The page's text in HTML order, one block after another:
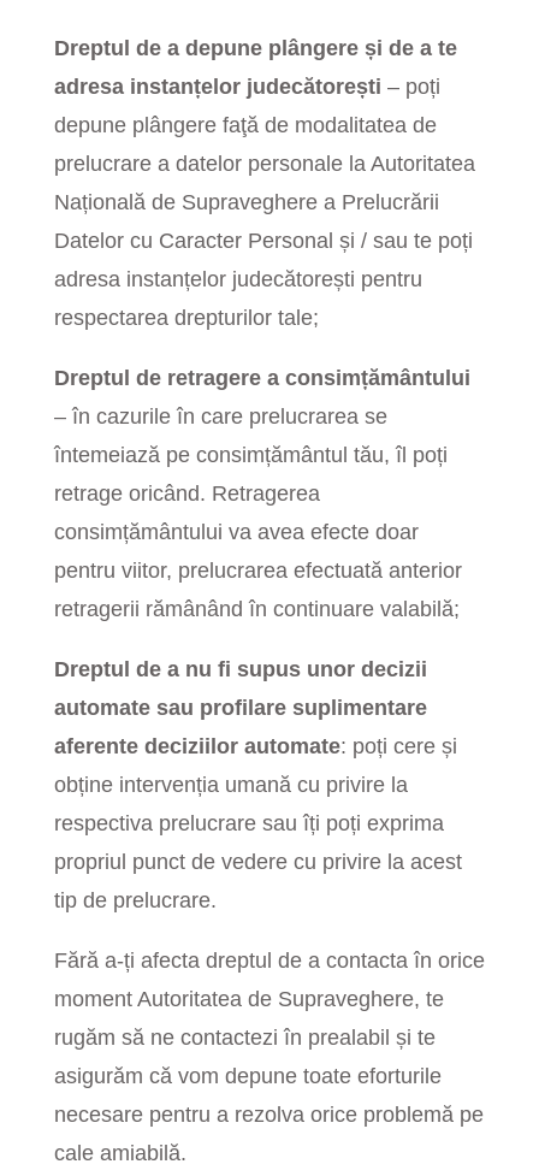
Dreptul de a depune plângere și de a te
adresa instanțelor judecătorești – poți
depune plângere faţă de modalitatea de
prelucrare a datelor personale la Autoritatea
Națională de Supraveghere a Prelucrării
Datelor cu Caracter Personal și / sau te poți
adresa instanțelor judecătorești pentru
respectarea drepturilor tale;
Dreptul de retragere a consimțământului
– în cazurile în care prelucrarea se
întemeiază pe consimțământul tău, îl poți
retrage oricând. Retragerea
consimțământului va avea efecte doar
pentru viitor, prelucrarea efectuată anterior
retragerii rămânând în continuare valabilă;
Dreptul de a nu fi supus unor decizii
automate sau profilare suplimentare
aferente deciziilor automate: poți cere și
obține intervenția umană cu privire la
respectiva prelucrare sau îți poți exprima
propriul punct de vedere cu privire la acest
tip de prelucrare.
Fără a-ți afecta dreptul de a contacta în orice
moment Autoritatea de Supraveghere, te
rugăm să ne contactezi în prealabil și te
asigurăm că vom depune toate eforturile
necesare pentru a rezolva orice problemă pe
cale amiabilă.